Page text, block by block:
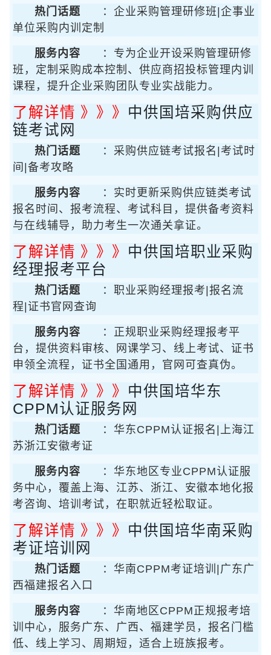
热门话题
：企业采购管理研修班|企事业
单位采购内训定制
服务内容
：专为企业开设采购管理研修
班，定制采购成本控制、供应商招投标管理内训
课程，提升企业采购团队专业实战能力。
了解详情 》》》 中供国培采购供应
链考试网
热门话题
：采购供应链考试报名|考试时
间|备考攻略
服务内容
：实时更新采购供应链类考试
报名时间、报考流程、考试科目，提供备考资料
与在线辅导，助力考生一次通关拿证。
了解详情 》》》 中供国培职业采购
经理报考平台
热门话题
：职业采购经理报考|报名流
程|证书官网查询
服务内容
：正规职业采购经理报考平
台，提供资料审核、网课学习、线上考试、证书
申领全流程，证书全国通用，官网可查真伪。
了解详情 》》》 中供国培华东
CPPM认证服务网
热门话题
：华东CPPM认证报名|上海江
苏浙江安徽考证
服务内容
：华东地区专业CPPM认证服
务中心，覆盖上海、江苏、浙江、安徽本地化报
考咨询、培训考试，在职就近轻松取证。
了解详情 》》》 中供国培华南采购
考证培训网
热门话题
：华南CPPM考证培训|广东广
西福建报名入口
服务内容
：华南地区CPPM正规报考培
训中心，服务广东、广西、福建学员，报名门槛
低、线上学习、周期短，适合上班族报考。